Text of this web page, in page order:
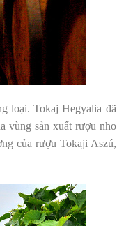
loại. Tokaj Hegyalia đã
vùng sản xuất rượu nho
của rượu Tokaji Aszú,